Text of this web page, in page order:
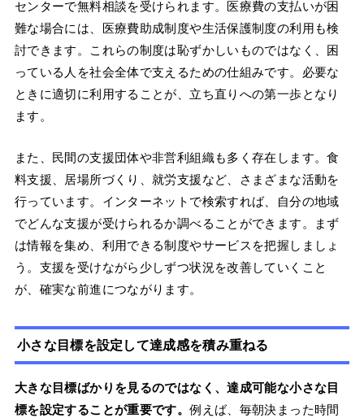
センターで無料相談を受けられます。医療費の支払いが困
難な場合には、医療費助成制度や生活保護制度の利用も検
討できます。これらの制度は恥ずかしいものではなく、困
っている人を社会全体で支えるための仕組みです。必要な
ときに適切に利用することが、立ち直りへの第一歩となり
ます。
また、民間の支援団体や非営利組織も多く存在します。食
料支援、居場所づくり、就労支援など、さまざまな活動を
行っています。インターネットで検索すれば、自分の地域
でどんな支援が受けられるか調べることができます。まず
は情報を集め、利用できる制度やサービスを把握しましょ
う。支援を受けながら少しずつ状況を改善していくこと
が、確実な前進につながります。
小さな目標を設定して達成感を積み重ねる
大きな目標ばかりを見るのではなく、達成可能な小さな目
標を設定することが重要です。例えば、毎朝決まった時間